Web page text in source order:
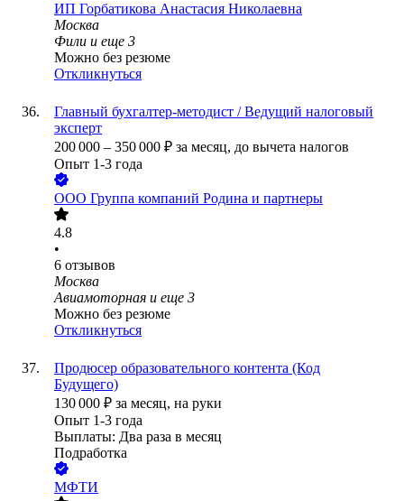
ИП Горбатикова Анастасия Николаевна
Москва
Фили и еще 3
Можно без резюме
Откликнуться
Главный бухгалтер-методист / Ведущий налоговый
эксперт
200 000 – 350 000 ₽ за месяц, до вычета налогов
Опыт 1-3 года
ООО Группа компаний Родина и партнеры
4.8
•
6 отзывов
Москва
Авиамоторная и еще 3
Можно без резюме
Откликнуться
Продюсер образовательного контента (Код
Будущего)
130 000 ₽ за месяц, на руки
Опыт 1-3 года
Выплаты: Два раза в месяц
Подработка
МФТИ